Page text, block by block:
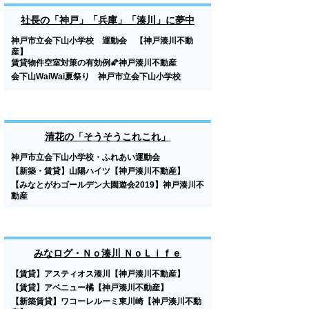
社長の「神戸」「兵庫」「湊川」に夢中
神戸市立会下山小学校 運動会 【神戸湊川不動
産】
賃貸物件空室対策の有効例🌠神戸湊川不動産
会下山WaiWai夏祭り 神戸市立会下山小学校
清花の「そうそうこれこれ」
神戸市立会下山小学校・ふれあい運動会
【新築・賃貸】山陽ハイツ【神戸湊川不動産】
【みなとがわゴールデン大園遊会2019】神戸湊川不
動産
みなログ・Ｎｏ湊川 ＮｏＬｉｆｅ
【賃貸】アスティオス湊川【神戸湊川不動産】
【賃貸】アベニュー橘【神戸湊川不動産】
【新築賃貸】ワコーレルーミ東川崎【神戸湊川不動